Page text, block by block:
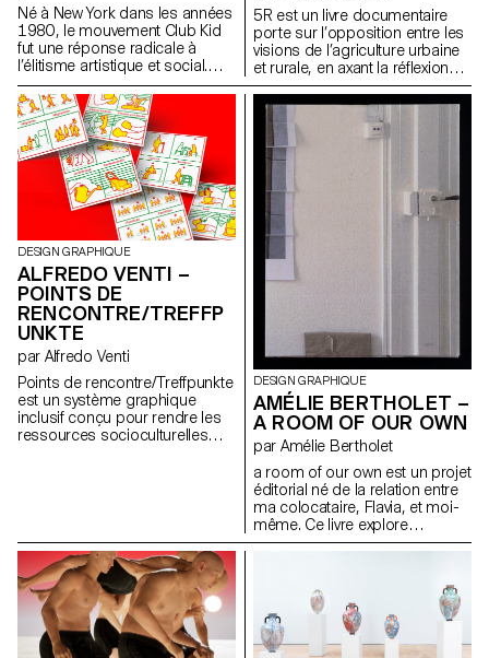
Né à New York dans les années
1980, le mouvement Club Kid
fut une réponse radicale à
l’élitisme artistique et social.
Porté par des personnes
queers et marginalisées, il a
transformé la fête en un espace
de liberté, de résistance et
d’auto-création. Cette édition a
pour volonté de faire dialoguer
la première génération des
Club Kids avec la scène
actuelle afin de montrer
comment ce mouvement
continue de défier les normes,
d’inventer de nouveaux codes
et de revendiquer des identités
libres. Une immersion dans une
sous-culture politique et
flamboyante.
5R est un livre documentaire
porte sur l’opposition entre les
visions de l’agriculture urbaine
et rurale, en axant la réflexion
sur les développements
apportés par les nouvelles
générations. Il aborde les
thèmes de la pollution ainsi que
des problématiques sociales,
sanitaires et économiques.
DESIGN GRAPHIQUE
ALFREDO VENTI –
POINTS DE
RENCONTRE/TREFFP
UNKTE
par Alfredo Venti
Points de rencontre/Treffpunkte
est un système graphique
inclusif conçu pour rendre les
ressources socioculturelles
des outils pédagogiques
destinés aux allophones, il
repose sur un usage combiné
de pictogrammes, de couleurs,
de mots-clés visuels et d’une
signalétique modulaire.
Déployé aux entrées des
DESIGN GRAPHIQUE
AMÉLIE BERTHOLET –
A ROOM OF OUR OWN
par Amélie Bertholet
a room of our own est un projet
éditorial né de la relation entre
ma colocataire, Flavia, et moi-
même. Ce livre explore
comment une relation vit et
colocation, souvent perçue
comme transitoire, devient ici
une réalité émancipatrice et
sorore sur le long terme. Nourri